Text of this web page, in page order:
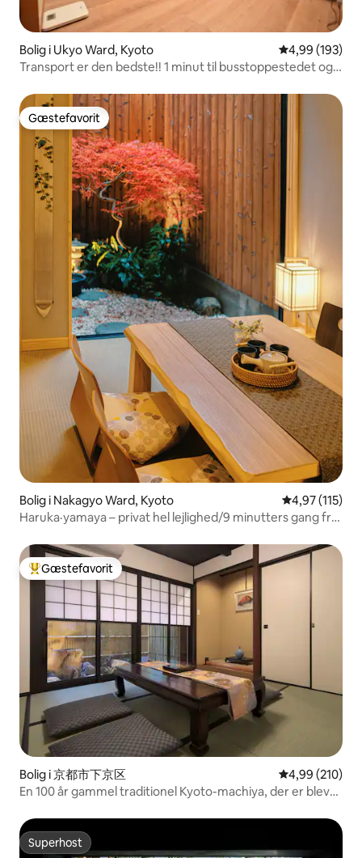
Bolig i Ukyo Ward, Kyoto 4,99 ud af 5 i
4,99 (193)
Transport er den bedste!! 1 minut til busstoppestedet og
som helst! Parkeringspladsen er også gratis!
Gæstefavorit
Gæstefavorit
Bolig i Nakagyo Ward, Kyoto 4,97 ud af 5 i
4,97 (115)
Haruka·yamaya – privat hel lejlighed/9 minutters gang fra
toiletter/direkte JR-forbindelse til stationen Kyoto
Bedste gæstefavorit
Gæstefavorit
Bolig i 京都市下京区 4,99 ud af 5 i
4,99 (210)
En 100 år gammel traditionel Kyoto-machiya, der er blevet
personer i 3 familier, komplet med faciliteter! 10 minutters
gang fra Kyoto Station!
Superhost
Superhost